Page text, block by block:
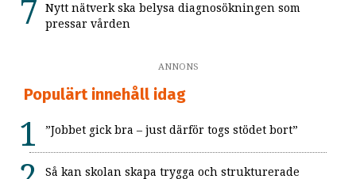
Nytt nätverk ska belysa diagnosökningen som
pressar vården
ANNONS
Populärt innehåll idag
”Jobbet gick bra – just därför togs stödet bort”
Så kan skolan skapa trygga och strukturerade